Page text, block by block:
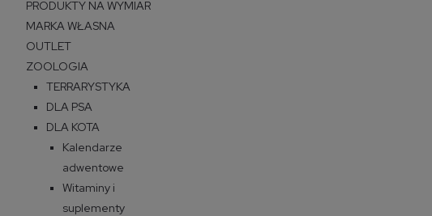
PRODUKTY NA WYMIAR
MARKA WŁASNA
OUTLET
ZOOLOGIA
TERRARYSTYKA
DLA PSA
DLA KOTA
Kalendarze
adwentowe
Witaminy i
suplementy